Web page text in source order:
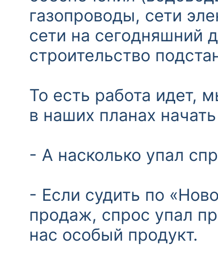
газопроводы, сети
сети на сегодняшний
строительство
То есть работа идет,
в наших планах
- А насколько упал
- Если судить по
продаж, спрос упал
нас особый продукт.